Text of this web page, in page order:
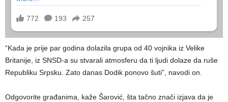
“Kada je prije par godina dolazila grupa od 40 vojnika iz Velike
Britanije, iz SNSD-a su stvarali atmosferu da ti ljudi dolaze da ruše
Republiku Srpsku. Zato danas Dodik ponovo šuti”, navodi on.
Odgovorite građanima, kaže Šarović, šta tačno znači izjava da je